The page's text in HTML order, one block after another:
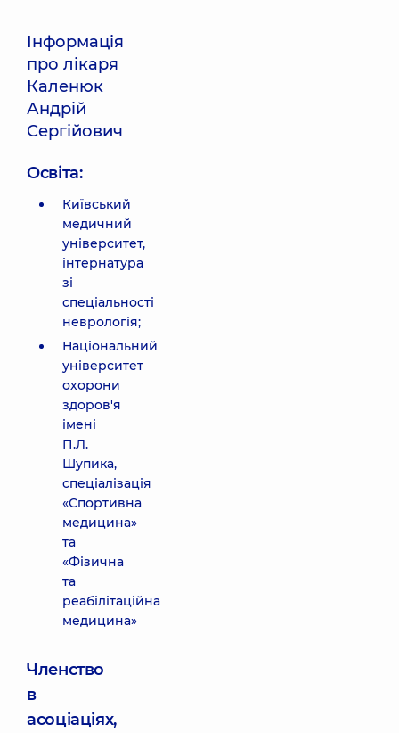
Інформація
про лікаря
Каленюк
Андрій
Сергійович
Освіта:
Київський
медичний
університет,
інтернатура
зі
спеціальності
неврологія;
Національний
університет
охорони
здоров'я
імені
П.Л.
Шупика,
спеціалізація
«Спортивна
медицина»
та
«Фізична
та
реабілітаційна
медицина»
Членство
в
асоціаціях,